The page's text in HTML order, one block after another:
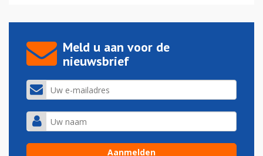
Meld u aan voor de
nieuwsbrief